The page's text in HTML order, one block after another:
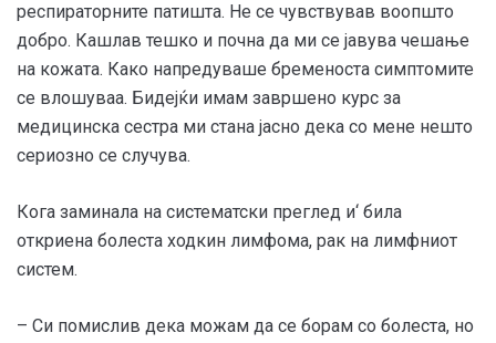
респираторните патишта. Не се чувствував воопшто
добро. Кашлав тешко и почна да ми се јавува чешање
на кожата. Како напредуваше бременоста симптомите
се влошуваа. Бидејќи имам завршено курс за
медицинска сестра ми стана јасно дека со мене нешто
сериозно се случува.
Кога заминала на систематски преглед и‘ била
откриена болеста ходкин лимфома, рак на лимфниот
систем.
– Си помислив дека можам да се борам со болеста, но